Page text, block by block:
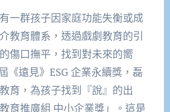
一群孩子因家庭功能失衡或成
教育體系，透過戲劇教育的引
傷口撫平，找到對未來的嚮
《遠見》ESG 企業永續獎，磊
育，為孩子找到『說』的出
育推廣組 中小企業獎」。這是